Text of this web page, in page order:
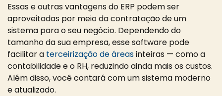
Essas e outras vantagens do ERP podem ser
aproveitadas por meio da contratação de um
sistema para o seu negócio. Dependendo do
tamanho da sua empresa, esse software pode
facilitar a terceirização de áreasinteiras — como a
contabilidade e o RH, reduzindo ainda mais os custos.
Além disso, você contará com um sistema moderno
e atualizado.